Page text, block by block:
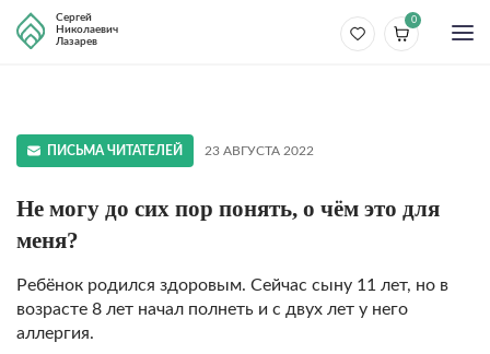
Сергей
Николаевич
Лазарев
0
ПИСЬМА ЧИТАТЕЛЕЙ 23 АВГУСТА 2022
Не могу до сих пор понять, о чём это для
меня?
Ребёнок родился здоровым. Сейчас сыну 11 лет, но в
возрасте 8 лет начал полнеть и с двух лет у него
аллергия.